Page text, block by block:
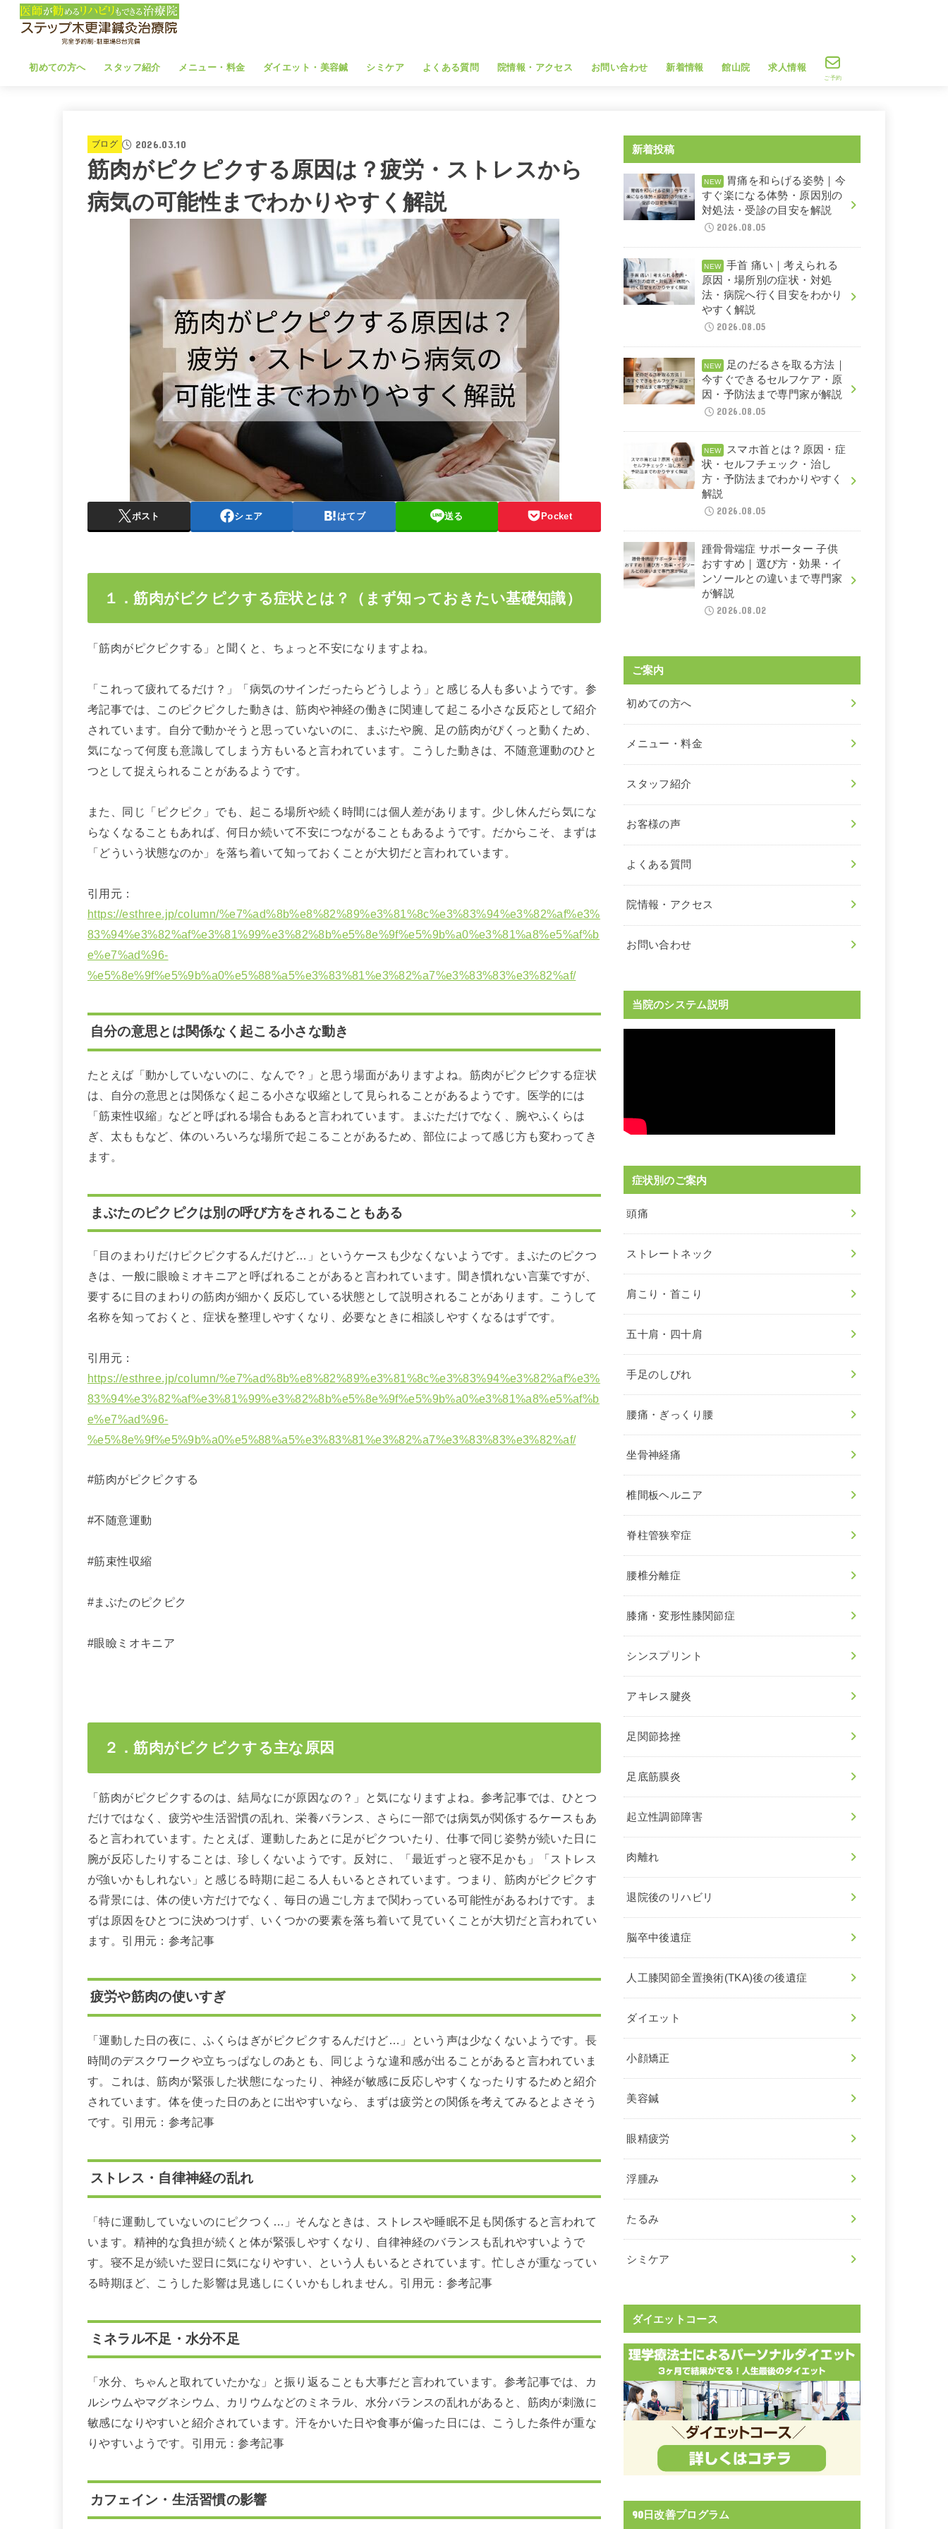
初めての方へ スタッフ紹介 メニュー・料金 ダイエット・美容鍼 シミケア よくある質問 院情報・アクセス お問い合わせ 新着情報 館山院 求人情報
ご予約
ブログ 2026.03.10
筋肉がピクピクする原因は？疲労・ストレスから
病気の可能性までわかりやすく解説
ポスト シェア はてブ 送る Pocket
１．筋肉がピクピクする症状とは？（まず知っておきたい基礎知識）
「筋肉がピクピクする」と聞くと、ちょっと不安になりますよね。
「これって疲れてるだけ？」「病気のサインだったらどうしよう」と感じる人も多いようです。参
考記事では、このピクピクした動きは、筋肉や神経の働きに関連して起こる小さな反応として紹介
されています。自分で動かそうと思っていないのに、まぶたや腕、足の筋肉がぴくっと動くため、
気になって何度も意識してしまう方もいると言われています。こうした動きは、不随意運動のひと
つとして捉えられることがあるようです。
また、同じ「ピクピク」でも、起こる場所や続く時間には個人差があります。少し休んだら気にな
らなくなることもあれば、何日か続いて不安につながることもあるようです。だからこそ、まずは
「どういう状態なのか」を落ち着いて知っておくことが大切だと言われています。
引用元：
https://esthree.jp/column/%e7%ad%8b%e8%82%89%e3%81%8c%e3%83%94%e3%82%af%e3%
83%94%e3%82%af%e3%81%99%e3%82%8b%e5%8e%9f%e5%9b%a0%e3%81%a8%e5%af%b
e%e7%ad%96-
%e5%8e%9f%e5%9b%a0%e5%88%a5%e3%83%81%e3%82%a7%e3%83%83%e3%82%af/
自分の意思とは関係なく起こる小さな動き
たとえば「動かしていないのに、なんで？」と思う場面がありますよね。筋肉がピクピクする症状
は、自分の意思とは関係なく起こる小さな収縮として見られることがあるようです。医学的には
「筋束性収縮」などと呼ばれる場合もあると言われています。まぶただけでなく、腕やふくらは
ぎ、太ももなど、体のいろいろな場所で起こることがあるため、部位によって感じ方も変わってき
ます。
まぶたのピクピクは別の呼び方をされることもある
「目のまわりだけピクピクするんだけど…」というケースも少なくないようです。まぶたのピクつ
きは、一般に眼瞼ミオキニアと呼ばれることがあると言われています。聞き慣れない言葉ですが、
要するに目のまわりの筋肉が細かく反応している状態として説明されることがあります。こうして
名称を知っておくと、症状を整理しやすくなり、必要なときに相談しやすくなるはずです。
引用元：
https://esthree.jp/column/%e7%ad%8b%e8%82%89%e3%81%8c%e3%83%94%e3%82%af%e3%
83%94%e3%82%af%e3%81%99%e3%82%8b%e5%8e%9f%e5%9b%a0%e3%81%a8%e5%af%b
e%e7%ad%96-
%e5%8e%9f%e5%9b%a0%e5%88%a5%e3%83%81%e3%82%a7%e3%83%83%e3%82%af/
#筋肉がピクピクする
#不随意運動
#筋束性収縮
#まぶたのピクピク
#眼瞼ミオキニア
２．筋肉がピクピクする主な原因
「筋肉がピクピクするのは、結局なにが原因なの？」と気になりますよね。参考記事では、ひとつ
だけではなく、疲労や生活習慣の乱れ、栄養バランス、さらに一部では病気が関係するケースもあ
ると言われています。たとえば、運動したあとに足がピクついたり、仕事で同じ姿勢が続いた日に
腕が反応したりすることは、珍しくないようです。反対に、「最近ずっと寝不足かも」「ストレス
が強いかもしれない」と感じる時期に起こる人もいるとされています。つまり、筋肉がピクピクす
る背景には、体の使い方だけでなく、毎日の過ごし方まで関わっている可能性があるわけです。ま
ずは原因をひとつに決めつけず、いくつかの要素を落ち着いて見ていくことが大切だと言われてい
ます。引用元：参考記事
疲労や筋肉の使いすぎ
「運動した日の夜に、ふくらはぎがピクピクするんだけど…」という声は少なくないようです。長
時間のデスクワークや立ちっぱなしのあとも、同じような違和感が出ることがあると言われていま
す。これは、筋肉が緊張した状態になったり、神経が敏感に反応しやすくなったりするためと紹介
されています。体を使った日のあとに出やすいなら、まずは疲労との関係を考えてみるとよさそう
です。引用元：参考記事
ストレス・自律神経の乱れ
「特に運動していないのにピクつく…」そんなときは、ストレスや睡眠不足も関係すると言われて
います。精神的な負担が続くと体が緊張しやすくなり、自律神経のバランスも乱れやすいようで
す。寝不足が続いた翌日に気になりやすい、という人もいるとされています。忙しさが重なってい
る時期ほど、こうした影響は見逃しにくいかもしれません。引用元：参考記事
ミネラル不足・水分不足
「水分、ちゃんと取れていたかな」と振り返ることも大事だと言われています。参考記事では、カ
ルシウムやマグネシウム、カリウムなどのミネラル、水分バランスの乱れがあると、筋肉が刺激に
敏感になりやすいと紹介されています。汗をかいた日や食事が偏った日には、こうした条件が重な
りやすいようです。引用元：参考記事
カフェイン・生活習慣の影響
新着投稿
胃痛を和らげる姿勢｜今
すぐ楽になる体勢・原因別の
対処法・受診の目安を解説
2026.08.05
手首 痛い｜考えられる
原因・場所別の症状・対処
法・病院へ行く目安をわかり
やすく解説
2026.08.05
足のだるさを取る方法｜
今すぐできるセルフケア・原
因・予防法まで専門家が解説
2026.08.05
スマホ首とは？原因・症
状・セルフチェック・治し
方・予防法までわかりやすく
解説
2026.08.05
踵骨骨端症 サポーター 子供
おすすめ｜選び方・効果・イ
ンソールとの違いまで専門家
が解説
2026.08.02
ご案内
初めての方へ
メニュー・料金
スタッフ紹介
お客様の声
よくある質問
院情報・アクセス
お問い合わせ
当院のシステム説明
症状別のご案内
頭痛
ストレートネック
肩こり・首こり
五十肩・四十肩
手足のしびれ
腰痛・ぎっくり腰
坐骨神経痛
椎間板ヘルニア
脊柱管狭窄症
腰椎分離症
膝痛・変形性膝関節症
シンスプリント
アキレス腱炎
足関節捻挫
足底筋膜炎
起立性調節障害
肉離れ
退院後のリハビリ
脳卒中後遺症
人工膝関節全置換術(TKA)後の後遺症
ダイエット
小顔矯正
美容鍼
眼精疲労
浮腫み
たるみ
シミケア
ダイエットコース
90日改善プログラム